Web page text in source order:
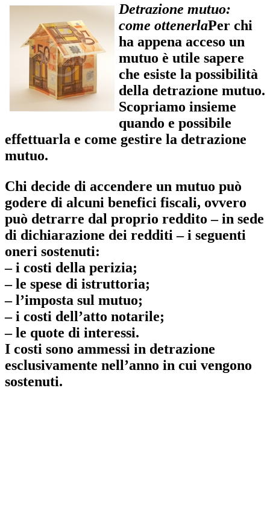
Detrazione mutuo:
come ottenerlaPer chi
ha appena acceso un
mutuo è utile sapere
che esiste la possibilità
della detrazione mutuo.
Scopriamo insieme
quando e possibile
effettuarla e come gestire la detrazione
mutuo.
Chi decide di accendere un mutuo può
godere di alcuni benefici fiscali, ovvero
può detrarre dal proprio reddito – in sede
di dichiarazione dei redditi – i seguenti
oneri sostenuti:
– i costi della perizia;
– le spese di istruttoria;
– l’imposta sul mutuo;
– i costi dell’atto notarile;
– le quote di interessi.
I costi sono ammessi in detrazione
esclusivamente nell’anno in cui vengono
sostenuti.